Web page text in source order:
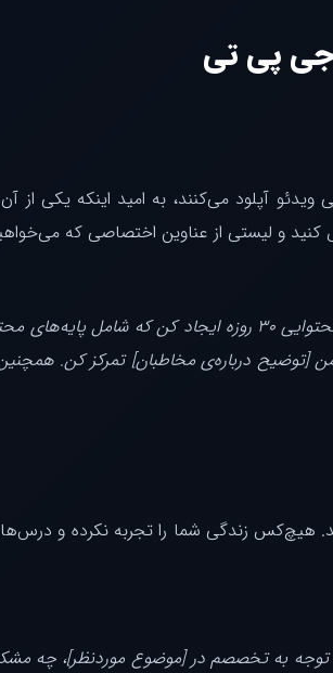
آپلود می‌کنند، به امید اینکه یکی از
و لیستی از عناوین اختصاصی که
“می‌خواهم یک کانال یوتیوب درباره [موضوع شما] راه‌اندازی
[توضیح درباره‌ی مخاطبان] تمرکز کن.
هیچ‌کس زندگی شما را تجربه نکرده و
توجه به تخصصم در [موضوع موردنظر]، چه